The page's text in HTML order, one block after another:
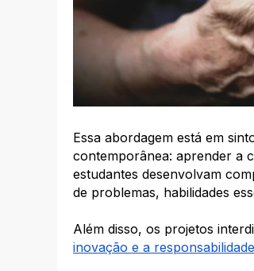
Essa abordagem está em
contemporânea: aprender a
estudantes desenvolvam
de problemas, habilidades
Além disso, os projetos
inovação e a